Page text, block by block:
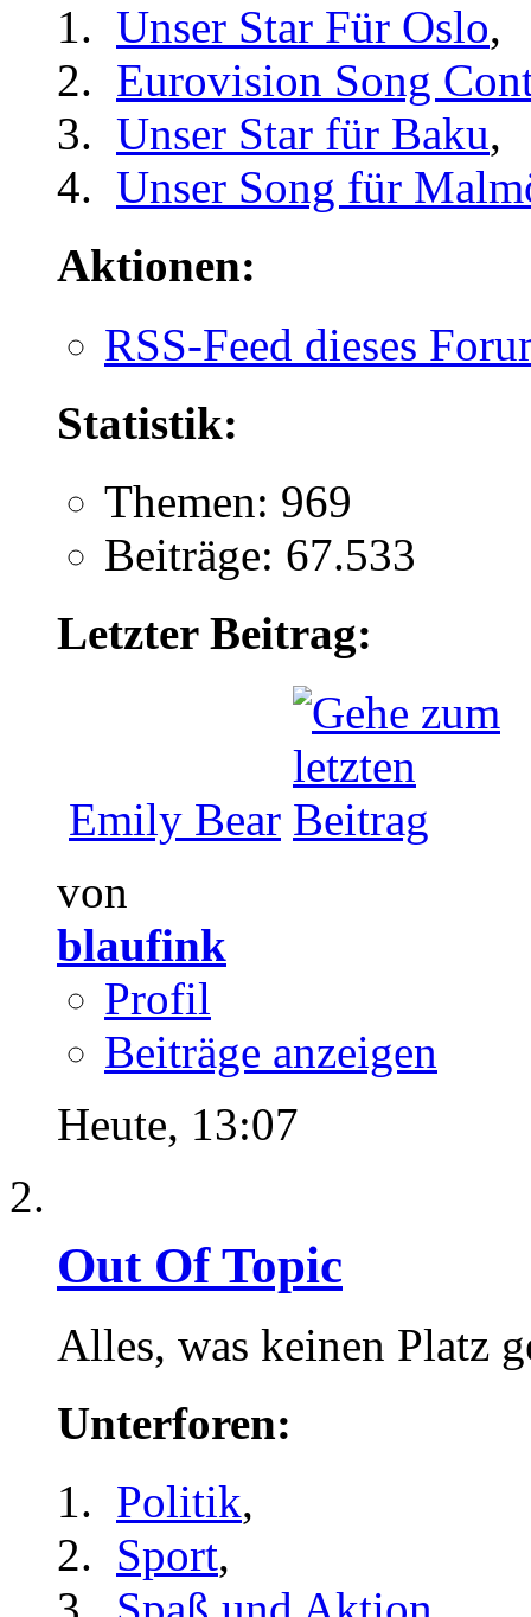
Unser Star Für Oslo,
Eurovision Song
Unser Star für Baku,
Unser Song für
Aktionen:
RSS-Feed dieses
Statistik:
Themen: 969
Beiträge: 67.533
Letzter Beitrag:
Emily Bear
von
blaufink
Profil
Beiträge anzeigen
Heute, 13:07
Out Of Topic
Alles, was keinen Platz
Unterforen:
Politik,
Sport,